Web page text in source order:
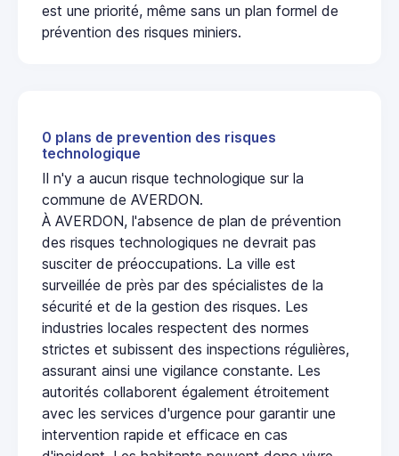
est une priorité, même sans un plan formel de
prévention des risques miniers.
0 plans de prevention des risques
technologique
Il n'y a aucun risque technologique sur la
commune de AVERDON.
À AVERDON, l'absence de plan de prévention
des risques technologiques ne devrait pas
susciter de préoccupations. La ville est
surveillée de près par des spécialistes de la
sécurité et de la gestion des risques. Les
industries locales respectent des normes
strictes et subissent des inspections régulières,
assurant ainsi une vigilance constante. Les
autorités collaborent également étroitement
avec les services d'urgence pour garantir une
intervention rapide et efficace en cas